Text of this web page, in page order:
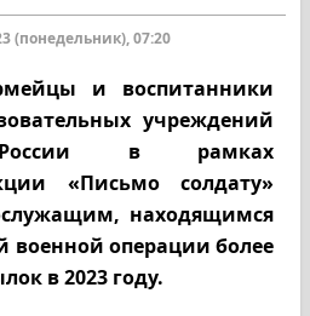
(понедельник), 07:20
и воспитанники
учреждений
в рамках
«Письмо солдату»
находящимся
военной операции более
в 2023 году.